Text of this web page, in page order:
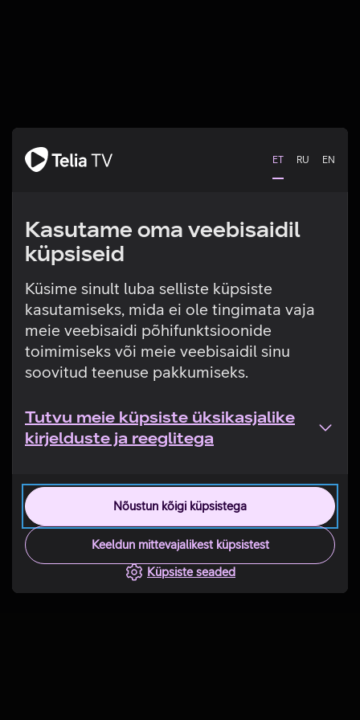
ET RU EN
Kasutame oma veebisaidil
küpsiseid
Küsime sinult luba selliste küpsiste
kasutamiseks, mida ei ole tingimata vaja
meie veebisaidi põhifunktsioonide
toimimiseks või meie veebisaidil sinu
soovitud teenuse pakkumiseks.
Tutvu meie küpsiste üksikasjalike
kirjelduste ja reeglitega
Nõustun kõigi küpsistega
Keeldun mittevajalikest küpsistest
Küpsiste seaded
Tehniline viga